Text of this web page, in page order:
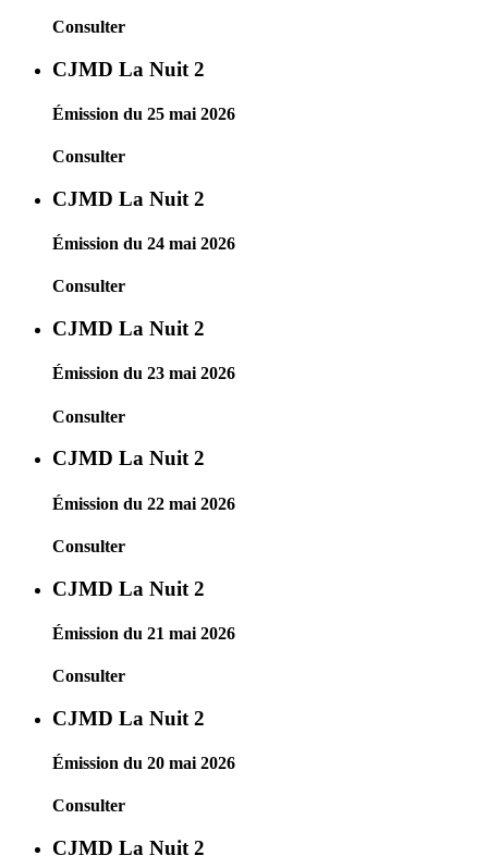
Consulter
CJMD La Nuit 2
Émission du 25 mai 2026
Consulter
CJMD La Nuit 2
Émission du 24 mai 2026
Consulter
CJMD La Nuit 2
Émission du 23 mai 2026
Consulter
CJMD La Nuit 2
Émission du 22 mai 2026
Consulter
CJMD La Nuit 2
Émission du 21 mai 2026
Consulter
CJMD La Nuit 2
Émission du 20 mai 2026
Consulter
CJMD La Nuit 2